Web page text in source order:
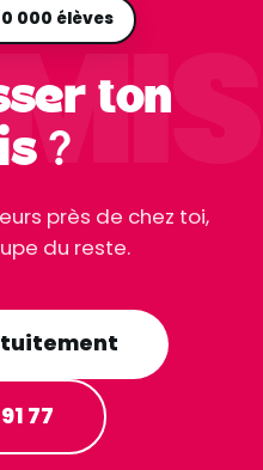
000 élèves
ton
?
près de chez toi,
du reste.
77